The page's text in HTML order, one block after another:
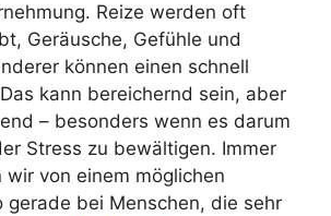
Reize werden oft
Geräusche, Gefühle und
können einen schnell
kann bereichernd sein, aber
– besonders wenn es darum
Stress zu bewältigen. Immer
wir von einem möglichen
gerade bei Menschen, die sehr